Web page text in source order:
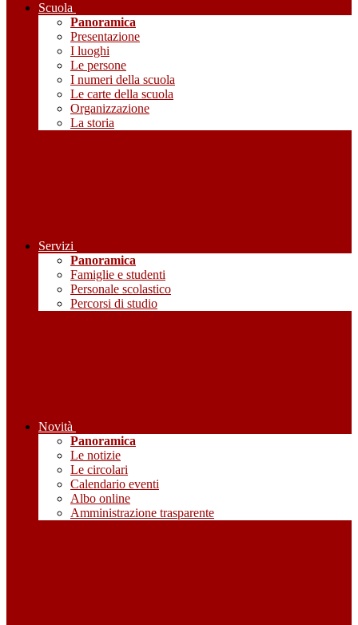
Scuola
Panoramica
Presentazione
I luoghi
Le persone
I numeri della scuola
Le carte della scuola
Organizzazione
La storia
Servizi
Panoramica
Famiglie e studenti
Personale scolastico
Percorsi di studio
Novità
Panoramica
Le notizie
Le circolari
Calendario eventi
Albo online
Amministrazione trasparente